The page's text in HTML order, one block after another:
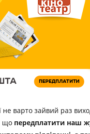
не варто зайвий раз
що передплатити наш